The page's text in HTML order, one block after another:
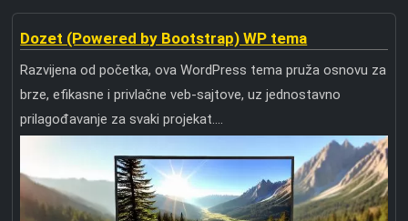
Dozet (Powered by Bootstrap) WP tema
Razvijena od početka, ova WordPress tema pruža osnovu za
brze, efikasne i privlačne veb-sajtove, uz jednostavno
prilagođavanje za svaki projekat....